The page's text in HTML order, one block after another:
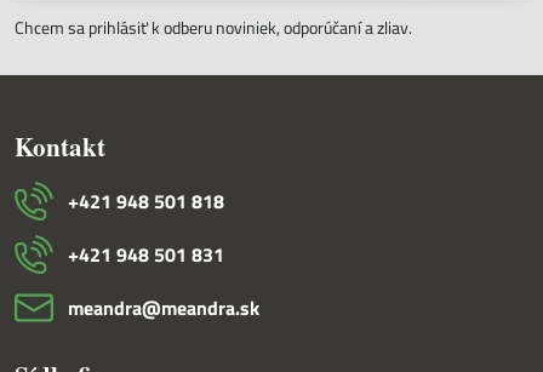
Chcem sa prihlásiť k odberu noviniek, odporúčaní a zliav.
Kontakt
+421 948 501 818
+421 948 501 831
meandra​@meandra​.sk